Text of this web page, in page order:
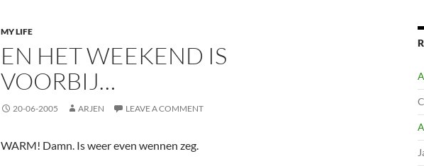
MY LIFE
EN HET WEEKEND IS
VOORBIJ…
20-06-2005 ARJEN LEAVE A COMMENT
WARM! Damn. Is weer even wennen zeg.